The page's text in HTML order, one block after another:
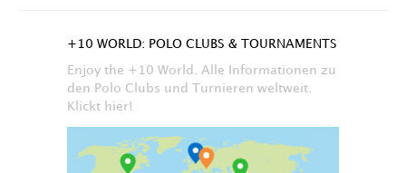
+10 WORLD: POLO CLUBS & TOURNAMENTS
Enjoy the +10 World. Alle Informationen zu
den Polo Clubs und Turnieren weltweit.
Klickt hier!